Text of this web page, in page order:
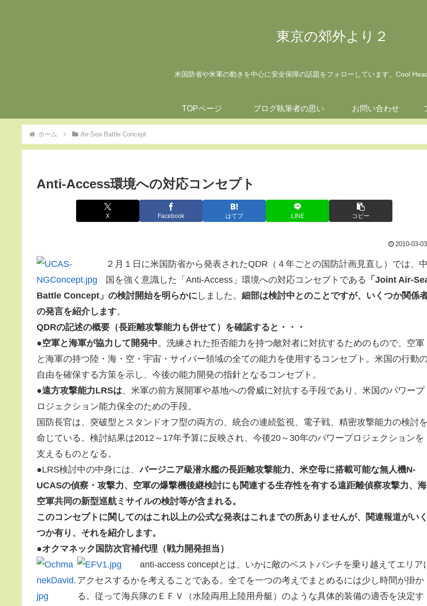
東京の郊外より２
米国防省や米軍の動きを中心に安全保障の話題をフォローしています。Cool
TOPページ ブログ執筆者の思い お問い合わせ
ホーム Air-Sea Battle Concept
Anti-Access環境への対応コンセプト
X Facebook はてブ LINE コピー
2010-03-03
２月１日に米国防省から発表されたQDR（４年ごとの国防計画見直し）では、中
国を強く意識した「Anti-Access」環境への対応コンセプトである 「Joint Air-
Battle Concept」の検討開始を明らかに しました。 細部は検討中とのことですが、いくつか関係
の発言を紹介します。
QDRの記述の概要（長距離攻撃能力も併せて）を確認すると・・・
●空軍と海軍が協力して開発中。洗練された拒否能力を持つ敵対者に対抗するためのもので、空軍
と海軍の持つ陸・海・空・宇宙・サイバー領域の全ての能力を使用するコンセプト。米国の行動
自由を確保する方策を示し、今後の能力開発の指針となるコンセプト。
●遠方攻撃能力LRSは、米軍の前方展開軍や基地への脅威に対抗する手段であり、米国のパワープ
ロジェクション能力保全のための手段。
国防長官は、突破型とスタンドオフ型の両方の、統合の連続監視、電子戦、精密攻撃能力の検討を
命じている。検討結果は2012～17年予算に反映され、今後20～30年のパワープロジェクションを
支えるものとなる。
●LRS検討中の中身には、バージニア級潜水艦の長距離攻撃能力、米空母に搭載可能な無人機N-
UCASの偵察・攻撃力、空軍の爆撃機後継検討にも関連する生存性を有する遠距離偵察攻撃力、海
空軍共同の新型巡航ミサイルの検討等が含まれる。
このコンセプトに関してのはこれ以上の公式な発表はこれまでの所ありませんが、関連報道がいく
つか有り、それを紹介します。
●オクマネック国防次官補代理（戦力開発担当）
anti-access conceptとは、いかに敵のベストパンチを乗り越えてエリア
アクセスするかを考えることである。全てを一つの考えでまとめるには少し時間が掛か
る。従って海兵隊のＥＦＶ（水陸両用上陸用舟艇）のような具体的装備の適否を決定す